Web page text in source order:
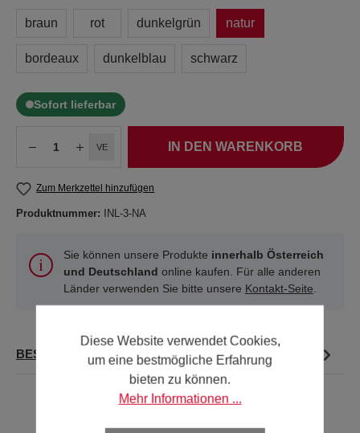
braun rot dunkelgrün natur
bordeaux dunkelblau schwarz
Sofort lieferbar
VE IN DEN WARENKORB
Zum Merkzettel hinzufügen
Produktnummer: INL-3-NA
Sie können unsere Produkte innerhalb Österreich
und Deutschland online kaufen. Für alle anderen
Länder verwenden Sie bitte unsere Kontakt-Seite.
BESCHREIBUNG
Diese Website verwendet Cookies,
um eine bestmögliche Erfahrung
bieten zu können.
Mehr Informationen ...